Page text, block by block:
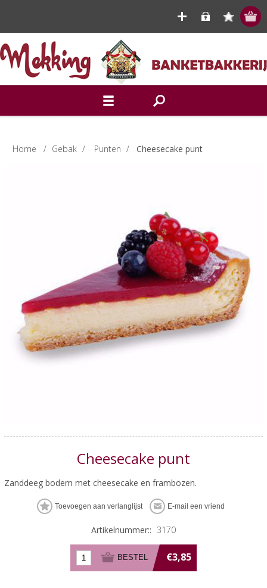
Home / Gebak / Punten / Cheesecake punt
Cheesecake punt
Zanddeeg bodem met cheesecake en frambozen.
Artikelnummer:: 3170
€3,85